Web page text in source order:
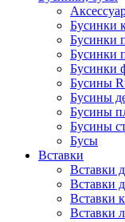
Бусинки
Бусинки
Бусинки
Бусинки
Бусины
Бусины
Бусины
Бусины
Бусы
Вставки
Вставки
Вставки
Вставки
Вставки